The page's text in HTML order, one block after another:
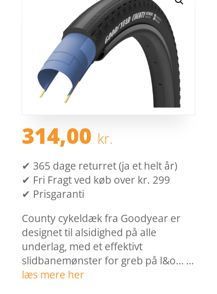
314,00 kr.
✔ 365 dage returret (ja et helt år)
✔ Fri Fragt ved køb over kr. 299
✔ Prisgaranti
County cykeldæk fra Goodyear er
designet til alsidighed på alle
underlag, med et effektivt
slidbanemønster for greb på l&o… …
læs mere her